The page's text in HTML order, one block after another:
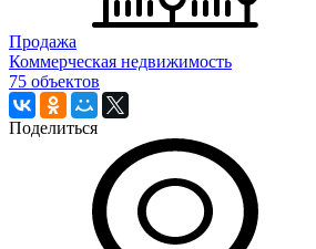
Продажа
Коммерческая недвижимость
75 объектов
Поделиться